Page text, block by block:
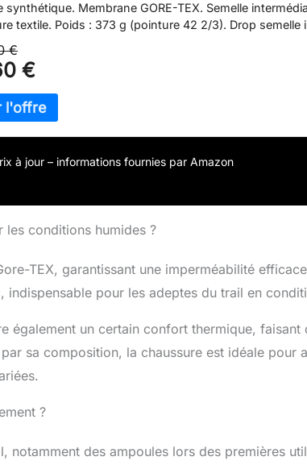
synthétique. Membrane GORE-TEX. Semelle
textile. Poids : 373 g (pointure 42 2/3). Drop semelle
Contient au moins 20 % de matériaux recyclés.
€
€
à jour – informations fournies par Amazon
conditions humides ?
TEX, garantissant une imperméabilité
pour les adeptes du trail en
également un certain confort thermique, faisant
sa composition, la chaussure est idéale pour
?
des ampoules lors des premières